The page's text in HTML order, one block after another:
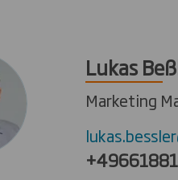
Lukas
Marketing